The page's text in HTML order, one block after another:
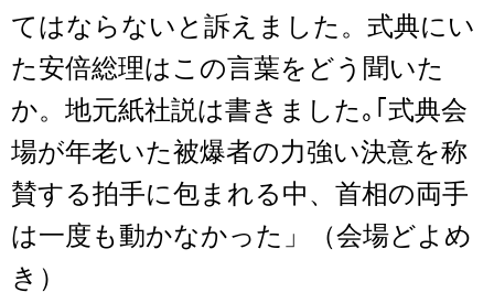
てはならないと訴えました。式典にい
た安倍総理はこの言葉をどう聞いた
か。地元紙社説は書きました｡｢式典会
場が年老いた被爆者の力強い決意を称
賛する拍手に包まれる中、首相の両手
は一度も動かなかった」（会場どよめ
き）